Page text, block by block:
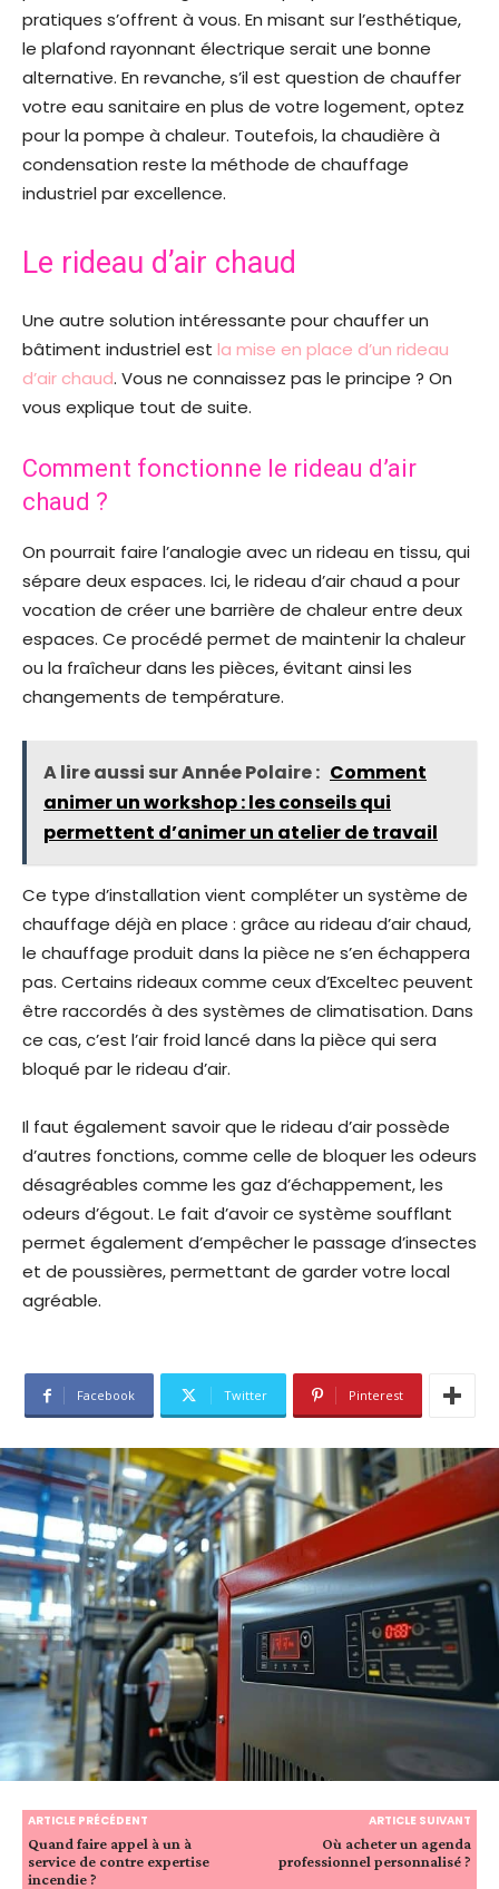
pratiques s’offrent à vous. En misant sur l’esthétique,
le plafond rayonnant électrique serait une bonne
alternative. En revanche, s’il est question de chauffer
votre eau sanitaire en plus de votre logement, optez
pour la pompe à chaleur. Toutefois, la chaudière à
condensation reste la méthode de chauffage
industriel par excellence.
Le rideau d’air chaud
Une autre solution intéressante pour chauffer un
bâtiment industriel est la mise en place d’un rideau
d’air chaud. Vous ne connaissez pas le principe ? On
vous explique tout de suite.
Comment fonctionne le rideau d’air
chaud ?
On pourrait faire l’analogie avec un rideau en tissu, qui
sépare deux espaces. Ici, le rideau d’air chaud a pour
vocation de créer une barrière de chaleur entre deux
espaces. Ce procédé permet de maintenir la chaleur
ou la fraîcheur dans les pièces, évitant ainsi les
changements de température.
A lire aussi sur Année Polaire : Comment
animer un workshop : les conseils qui
permettent d’animer un atelier de travail
Ce type d’installation vient compléter un système de
chauffage déjà en place : grâce au rideau d’air chaud,
le chauffage produit dans la pièce ne s’en échappera
pas. Certains rideaux comme ceux d’Exceltec peuvent
être raccordés à des systèmes de climatisation. Dans
ce cas, c’est l’air froid lancé dans la pièce qui sera
bloqué par le rideau d’air.
Il faut également savoir que le rideau d’air possède
d’autres fonctions, comme celle de bloquer les odeurs
désagréables comme les gaz d’échappement, les
odeurs d’égout. Le fait d’avoir ce système soufflant
permet également d’empêcher le passage d’insectes
et de poussières, permettant de garder votre local
agréable.
Facebook Twitter Pinterest
ARTICLE PRÉCÉDENT
Quand faire appel à un à
service de contre expertise
incendie ?
ARTICLE SUIVANT
Où acheter un agenda
professionnel personnalisé ?